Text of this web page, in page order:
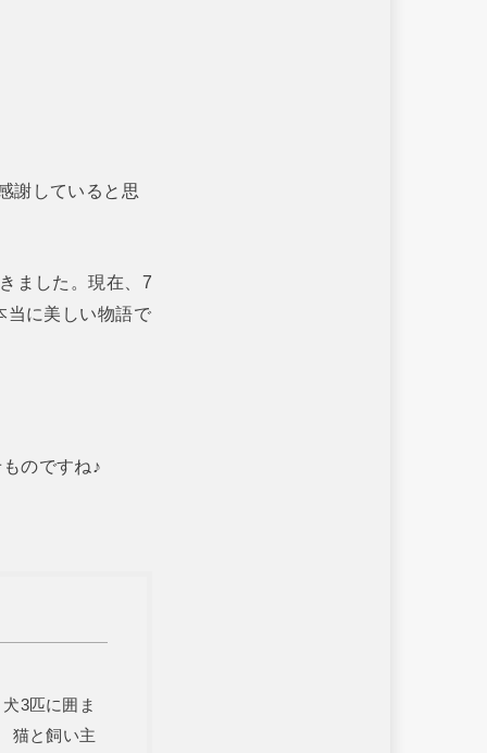
謝していると思
ました。現在、7
当に美しい物語で
のですね♪
3匹に囲ま
猫と飼い主